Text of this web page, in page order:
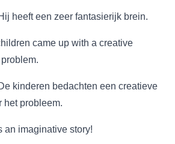
heeft een zeer fantasierijk brein.
came up with a creative
kinderen bedachten een creatieve
het probleem.
an imaginative story!